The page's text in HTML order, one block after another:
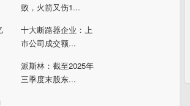
败，火箭又伤1...
十大断路器企业：上
市公司成交额...
派斯林：截至2025年
三季度末股东...